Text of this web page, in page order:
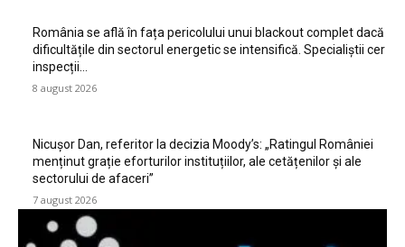
România se află în fața pericolului unui blackout complet dacă
dificultățile din sectorul energetic se intensifică. Specialiștii cer
inspecții…
8 august 2026
Nicușor Dan, referitor la decizia Moody’s: „Ratingul României
menținut grație eforturilor instituțiilor, ale cetățenilor și ale
sectorului de afaceri”
7 august 2026